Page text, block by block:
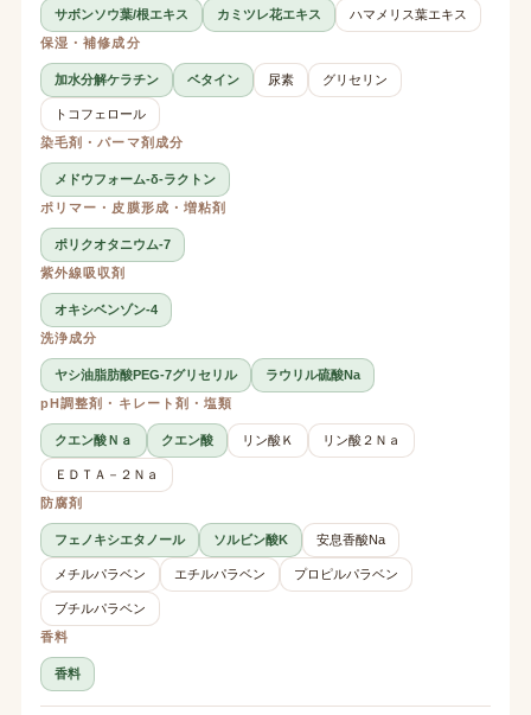
サボンソウ葉/根エキス カミツレ花エキス
ハマメリス葉エキス
保湿・補修成分
加水分解ケラチン ベタイン 尿素 グリセリン
トコフェロール
染毛剤・パーマ剤成分
メドウフォーム-δ-ラクトン
ポリマー・皮膜形成・増粘剤
ポリクオタニウム-7
紫外線吸収剤
オキシベンゾン-4
洗浄成分
ヤシ油脂肪酸PEG-7グリセリル
ラウリル硫酸Na
pH調整剤・キレート剤・塩類
クエン酸Ｎａ クエン酸 リン酸Ｋ リン酸２Ｎａ
ＥＤＴＡ－２Ｎａ
防腐剤
フェノキシエタノール ソルビン酸K 安息香酸Na
メチルパラベン エチルパラベン プロピルパラベン
ブチルパラベン
香料
香料